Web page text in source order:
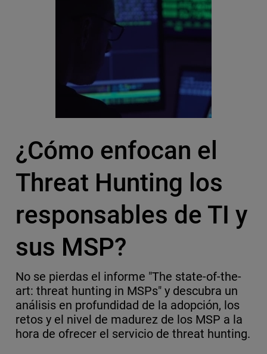
¿Cómo enfocan el
Threat Hunting los
responsables de TI y
sus MSP?
No se pierdas el informe "The state-of-the-
art: threat hunting in MSPs" y descubra un
análisis en profundidad de la adopción, los
retos y el nivel de madurez de los MSP a la
hora de ofrecer el servicio de threat hunting.